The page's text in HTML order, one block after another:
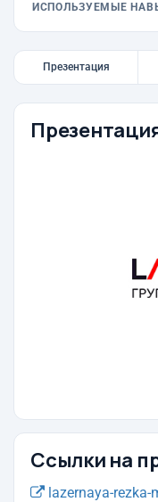
ИСПОЛЬЗУЕМЫЕ
Презентация
Ссылки на
lazernaya-rezka-